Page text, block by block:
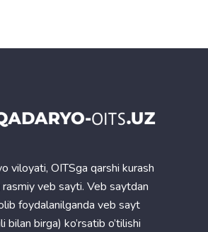
viloyati, OITSga qarshi kurash
rasmiy veb sayti. Veb saytdan
foydalanilganda veb sayt
bilan birga) ko’rsatib o’tilishi